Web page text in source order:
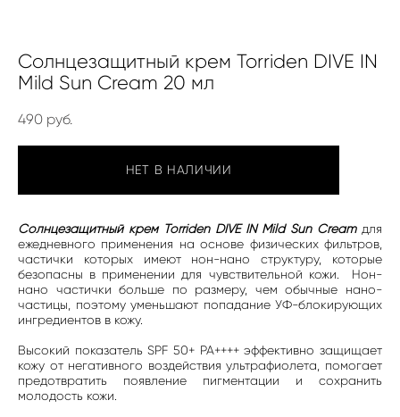
Солнцезащитный крем Torriden DIVE IN
Mild Sun Cream 20 мл
490 pуб.
НЕТ В НАЛИЧИИ
Солнцезащитный крем Torriden DIVE IN Mild Sun Creamдля
ежедневного применения на основе физических фильтров,
частички которых имеют нон-нано структуру, которые
безопасны в применении для чувствительной кожи. Нон-
нано частички больше по размеру, чем обычные нано-
частицы, поэтому уменьшают попадание УФ-блокирующих
ингредиентов в кожу.
Высокий показатель SPF 50+ РА++++ эффективно защищает
кожу от негативного воздействия ультрафиолета, помогает
предотвратить появление пигментации и сохранить
молодость кожи.